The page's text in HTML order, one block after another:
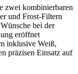
zwei kombinierbaren
und Frost-Filtern
bei der
eröffnet
inklusive Weiß,
präzisen Einsatz auf